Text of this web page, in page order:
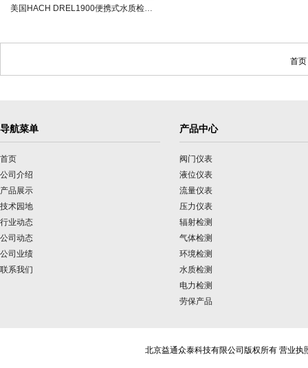
美国HACH DREL1900便携式水质检测箱
首
导航菜单
首页
公司介绍
产品展示
技术园地
行业动态
公司动态
公司业绩
联系我们
产品中心
阀门仪表
液位仪表
流量仪表
压力仪表
辐射检测
气体检测
环境检测
水质检测
电力检测
劳保产品
北京益通众泰科技有限公司版权所有 营业执